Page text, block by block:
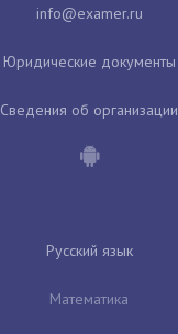
Юридические документы
Сведения об организации
Русский язык
Математика